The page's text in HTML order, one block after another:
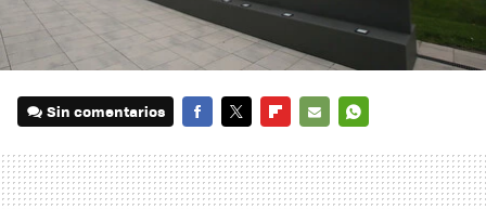
Sin comentarios
MAIL